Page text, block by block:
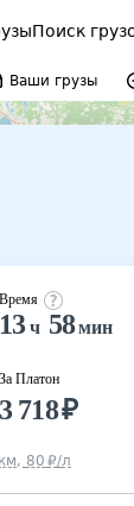
Поиск
Ваши грузы
Время
13ч 58мин
За Платон
3 718₽
км, 80 ₽/л